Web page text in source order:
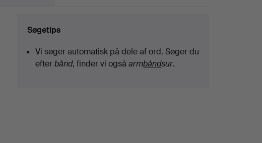
Søgetips
Vi søger automatisk på dele af ord. Søger du
efterbånd, finder vi ogsåarmbåndsur.